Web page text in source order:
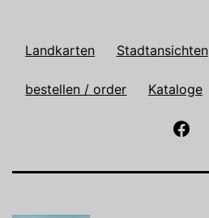
Landkarten Stadtansichten
bestellen / order Kataloge